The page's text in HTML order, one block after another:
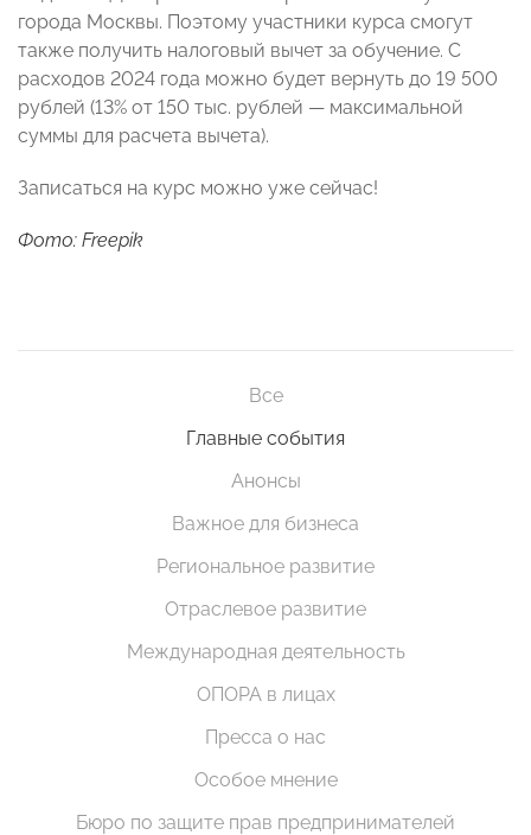
города Москвы. Поэтому участники курса смогут
также получить налоговый вычет за обучение. С
расходов 2024 года можно будет вернуть до 19 500
рублей (13% от 150 тыс. рублей — максимальной
суммы для расчета вычета).
Записаться на курс можно уже сейчас!
Фото: Freepik
Все
Главные события
Анонсы
Важное для бизнеса
Региональное развитие
Отраслевое развитие
Международная деятельность
ОПОРА в лицах
Пресса о нас
Особое мнение
Бюро по защите прав предпринимателей